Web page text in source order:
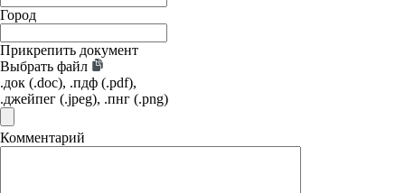
Город
Прикрепить документ
Выбрать файл
.док (.doc), .пдф (.pdf),
.джейпег (.jpeg), .пнг (.png)
Комментарий